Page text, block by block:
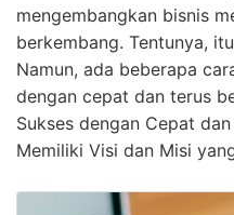
mengembangkan bisnis
berkembang. Tentunya,
Namun, ada beberapa
dengan cepat dan terus
Sukses dengan Cepat
Memiliki Visi dan Misi